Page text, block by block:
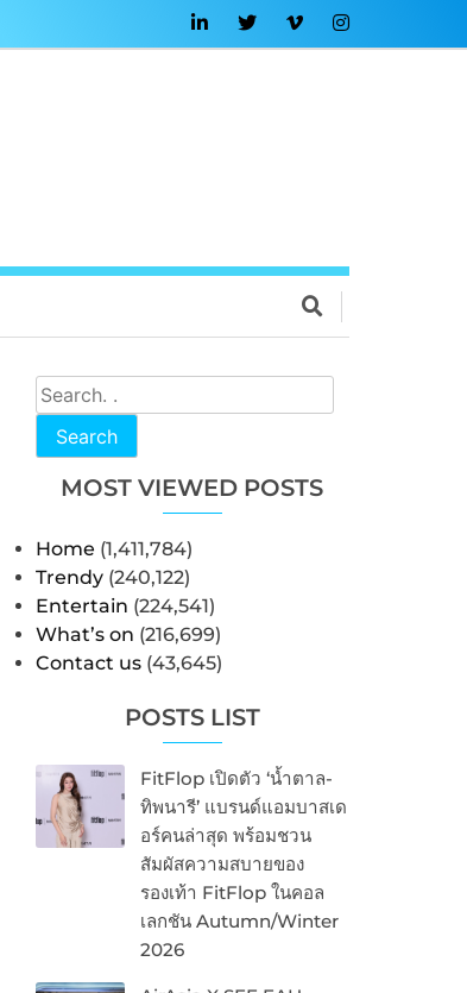
Search
MOST VIEWED POSTS
Home (1,411,784)
Trendy (240,122)
Entertain (224,541)
What’s on (216,699)
Contact us (43,645)
POSTS LIST
FitFlop เปิดตัว ‘น้ำตาล-
ทิพนารี’ แบรนด์แอมบาสเด
อร์คนล่าสุด พร้อมชวน
สัมผัสความสบายของ
รองเท้า FitFlop ในคอล
เลกชัน Autumn/Winter
2026